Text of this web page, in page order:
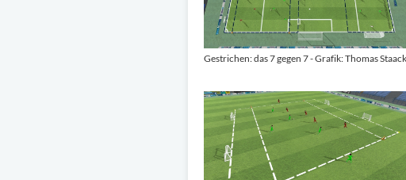
Gestrichen: das 7 gegen 7 - Grafik: Thomas Staack